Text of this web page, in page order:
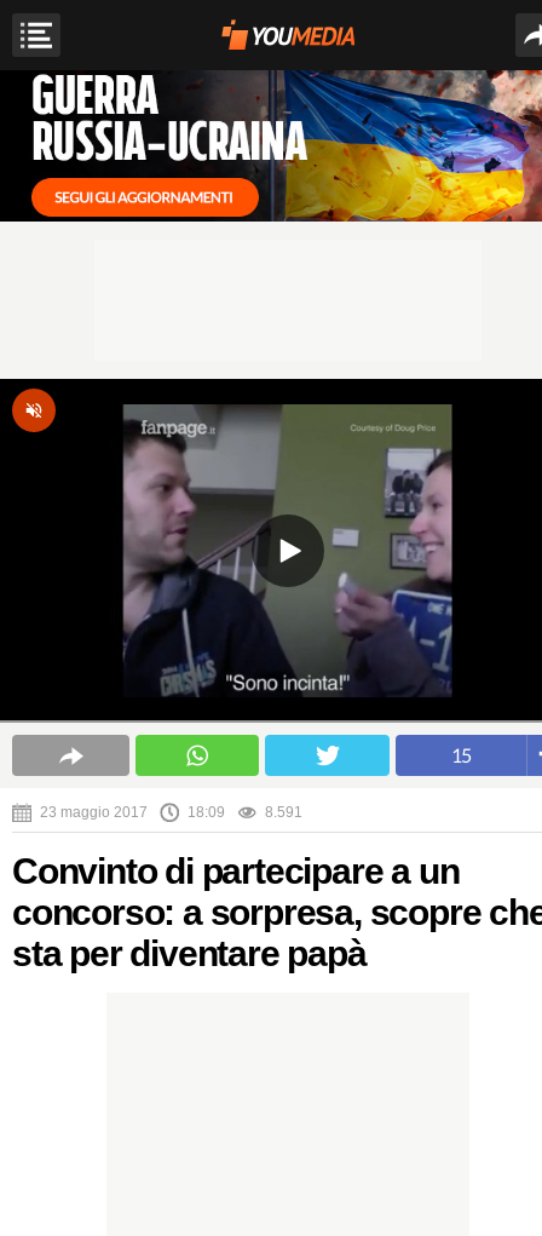
15
23 maggio 2017 18:09 8.591
Convinto di partecipare a un
concorso: a sorpresa, scopre
sta per diventare papà